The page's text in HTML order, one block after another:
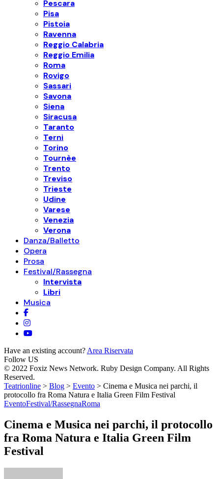
Pescara
Pisa
Pistoia
Ravenna
Reggio Calabria
Reggio Emilia
Roma
Rovigo
Sassari
Savona
Siena
Siracusa
Taranto
Terni
Torino
Tournèe
Trento
Treviso
Trieste
Udine
Varese
Venezia
Verona
Danza/Balletto
Opera
Prosa
Festival/Rassegna
Intervista
Libri
Musica
Have an existing account? Area Riservata
Follow US
© 2022 Foxiz News Network. Ruby Design Company. All Rights
Reserved.
Teatrionline > Blog > Evento > Cinema e Musica nei parchi, il
protocollo fra Roma Natura e Italia Green Film Festival
EventoFestival/RassegnaRoma
Cinema e Musica nei parchi, il protocollo
fra Roma Natura e Italia Green Film
Festival